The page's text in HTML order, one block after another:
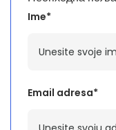
Ime*
Email adresa*